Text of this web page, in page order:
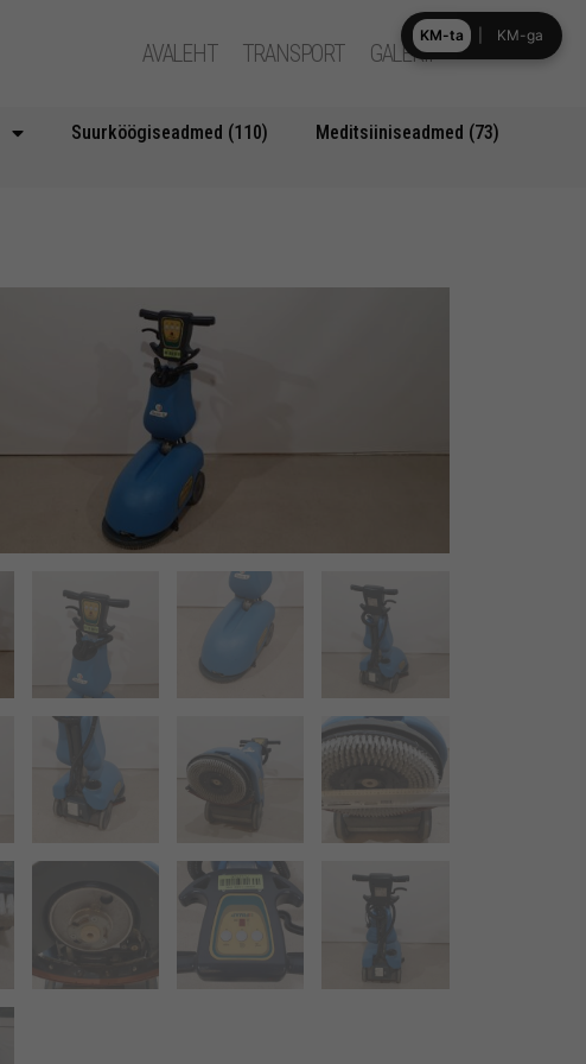
AVALEHT TRANSPORT GALERII
Suurköögiseadmed (110)
Meditsiiniseadmed (73)
KM-ta KM-ga